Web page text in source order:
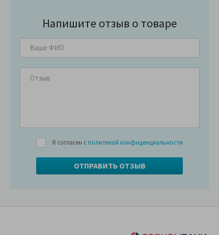
Напишите отзыв о товаре
Я согласен с политикой конфиденциальности